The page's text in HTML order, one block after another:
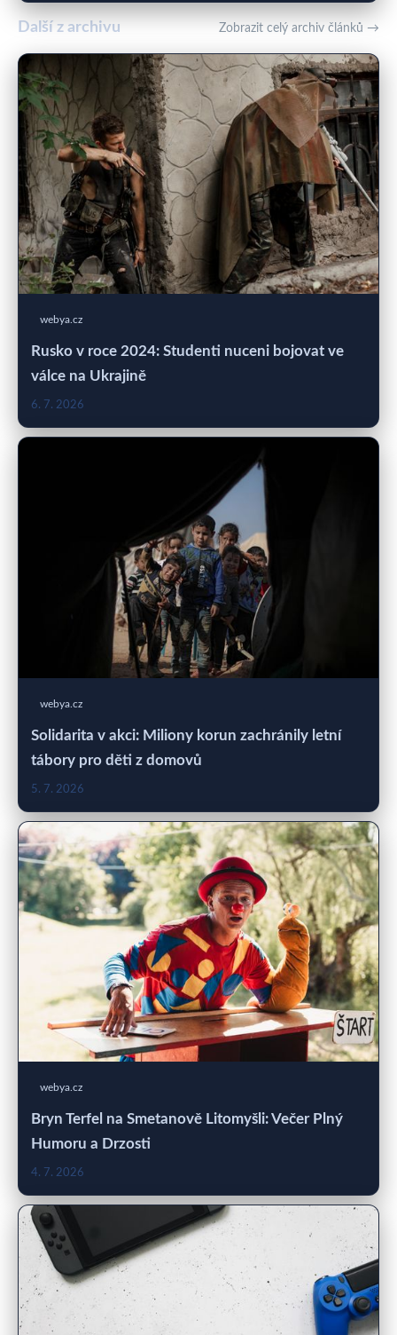
Další z archivu Zobrazit celý archiv článků →
webya.cz
Rusko v roce 2024: Studenti nuceni bojovat ve
válce na Ukrajině
6. 7. 2026
webya.cz
Solidarita v akci: Miliony korun zachránily letní
tábory pro děti z domovů
5. 7. 2026
webya.cz
Bryn Terfel na Smetanově Litomyšli: Večer Plný
Humoru a Drzosti
4. 7. 2026